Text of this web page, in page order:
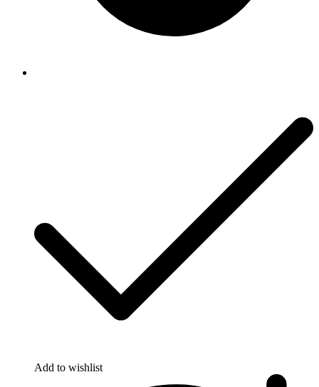
Add to wishlist